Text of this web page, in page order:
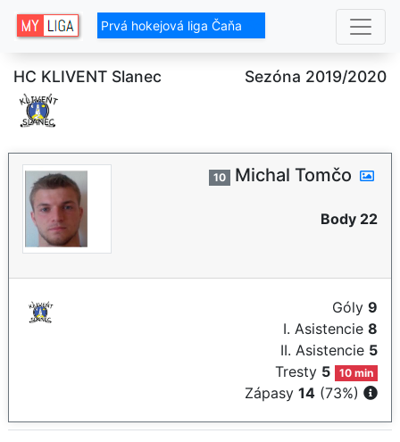
Prvá hokejová liga Čaňa
HC KLIVENT Slanec Sezóna 2019/2020
10 Michal Tomčo
Body 22
Góly 9
I. Asistencie 8
II. Asistencie 5
Tresty 5 10 min
Zápasy 14 (73%)